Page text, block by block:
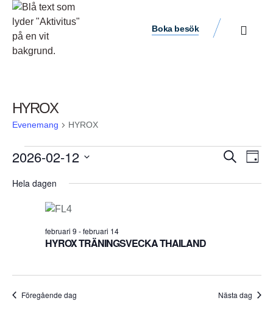
Boka besök
HYROX
Evenemang HYROX
Sök
Dag
2026-02-12
datum.
Hela dagen
HYROX TRÄNINGSVECKA THAILAND
februari 9 -februari 14
Föregående dag Nästa dag